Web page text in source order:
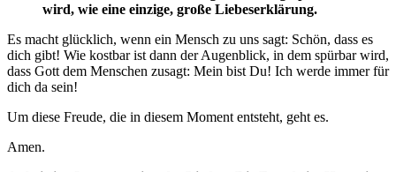
wird, wie eine einzige, große Liebeserklärung.
Es macht glücklich, wenn ein Mensch zu uns sagt: Schön, dass es
dich gibt! Wie kostbar ist dann der Augenblick, in dem spürbar wird,
dass Gott dem Menschen zusagt: Mein bist Du! Ich werde immer für
dich da sein!
Um diese Freude, die in diesem Moment entsteht, geht es.
Amen.